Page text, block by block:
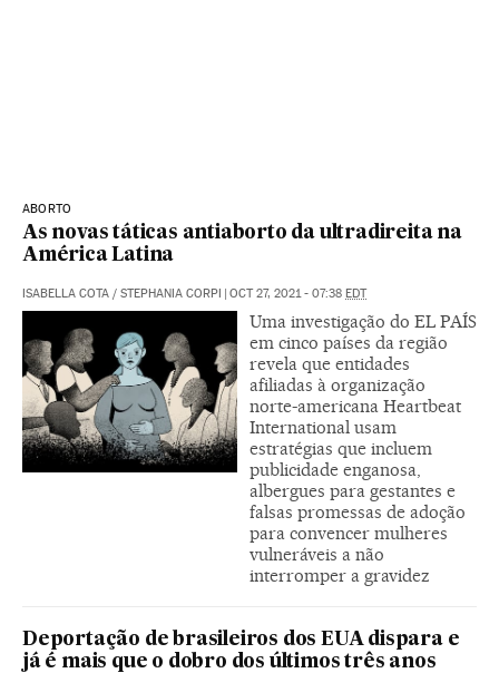
ABORTO
As novas táticas antiaborto da ultradireita na
América Latina
ISABELLA COTA / STEPHANIA CORPI | OCT 27, 2021 - 07:38 EDT
Uma investigação do EL PAÍS
em cinco países da região
revela que entidades
afiliadas à organização
norte-americana Heartbeat
International usam
estratégias que incluem
publicidade enganosa,
albergues para gestantes e
falsas promessas de adoção
para convencer mulheres
vulneráveis a não
interromper a gravidez
Deportação de brasileiros dos EUA dispara e
já é mais que o dobro dos últimos três anos